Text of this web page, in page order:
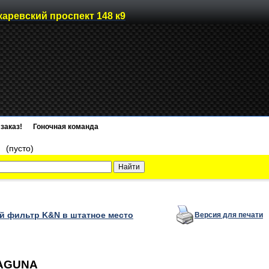
проспект 148 к9
Гоночная команда
(пусто)
фильтр K&N в штатное место Версия для печати